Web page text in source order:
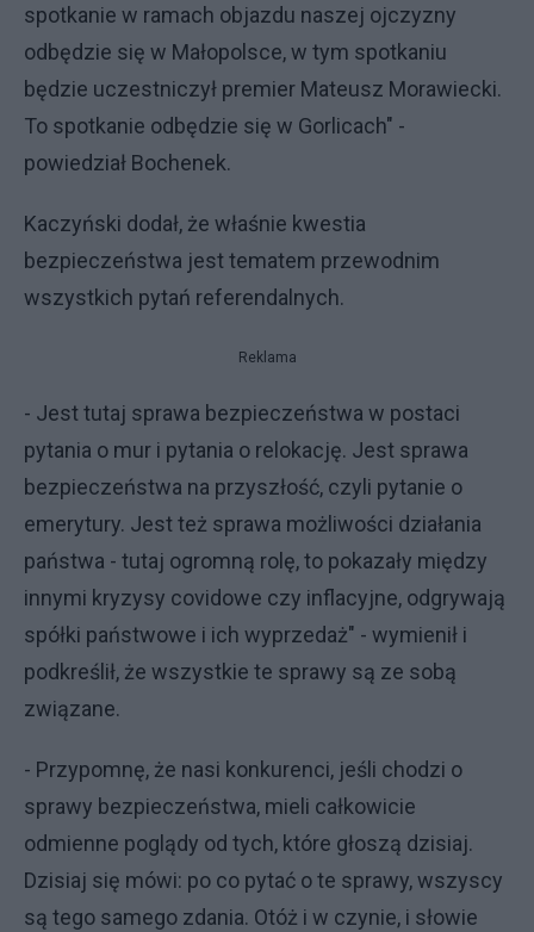
spotkanie w ramach objazdu naszej ojczyzny
odbędzie się w Małopolsce, w tym spotkaniu
będzie uczestniczył premier Mateusz Morawiecki.
To spotkanie odbędzie się w Gorlicach" -
powiedział Bochenek.
Kaczyński dodał, że właśnie kwestia
bezpieczeństwa jest tematem przewodnim
wszystkich pytań referendalnych.
Reklama
- Jest tutaj sprawa bezpieczeństwa w postaci
pytania o mur i pytania o relokację. Jest sprawa
bezpieczeństwa na przyszłość, czyli pytanie o
emerytury. Jest też sprawa możliwości działania
państwa - tutaj ogromną rolę, to pokazały między
innymi kryzysy covidowe czy inflacyjne, odgrywają
spółki państwowe i ich wyprzedaż" - wymienił i
podkreślił, że wszystkie te sprawy są ze sobą
związane.
- Przypomnę, że nasi konkurenci, jeśli chodzi o
sprawy bezpieczeństwa, mieli całkowicie
odmienne poglądy od tych, które głoszą dzisiaj.
Dzisiaj się mówi: po co pytać o te sprawy, wszyscy
są tego samego zdania. Otóż i w czynie, i słowie